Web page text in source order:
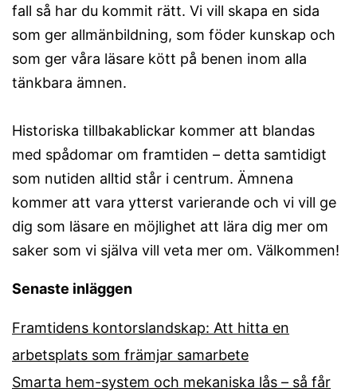
fall så har du kommit rätt. Vi vill skapa en sida
som ger allmänbildning, som föder kunskap och
som ger våra läsare kött på benen inom alla
tänkbara ämnen.
Historiska tillbakablickar kommer att blandas
med spådomar om framtiden – detta samtidigt
som nutiden alltid står i centrum. Ämnena
kommer att vara ytterst varierande och vi vill ge
dig som läsare en möjlighet att lära dig mer om
saker som vi själva vill veta mer om. Välkommen!
Senaste inläggen
Framtidens kontorslandskap: Att hitta en
arbetsplats som främjar samarbete
Smarta hem-system och mekaniska lås – så får